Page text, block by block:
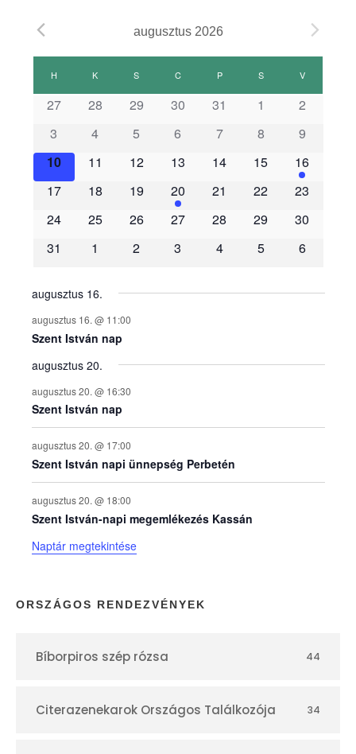
augusztus 2026
E
e
m
é
n
y
e
k
n
a
p
t
r
H K S CCSÜTÖRTÖK
PPÉNTEK SSZOMBAT
VVASÁRNAP
27 28 29 30 31 1
2
3
4 5 6 7 8
9
10
11 12 13 14 15
16
17
18 19 20 21 22
23
24
25 26 27 28 29
30
31
1 2 3 4 5 6
augusztus 16.
augusztus 16. @ 11:00
Szent István nap
augusztus 20.
augusztus 20. @ 16:30
Szent István nap
augusztus 20. @ 17:00
Szent István napi ünnepség Perbetén
augusztus 20. @ 18:00
Szent István-napi megemlékezés Kassán
Naptár megtekintése
ORSZÁGOS RENDEZVÉNYEK
Bíborpiros szép rózsa 44
Citerazenekarok Országos Találkozója 34